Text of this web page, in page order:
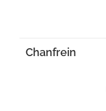
Chanfrein